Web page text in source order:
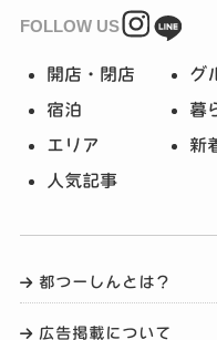
FOLLOW US
開店・閉店 グ
宿泊 暮
エリア 新
人気記事
都つーしんとは？
広告掲載について